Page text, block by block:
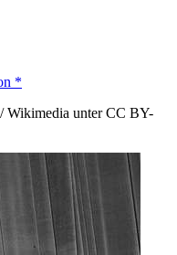
*
Wikimedia unter CC BY-